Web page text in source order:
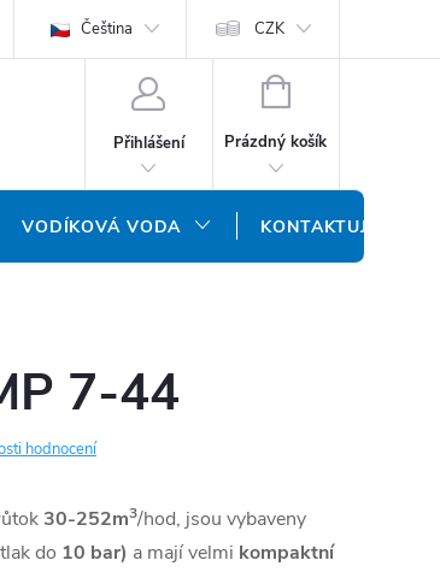
OCHRANA OSOBNÍCH ÚDAJŮ NÁŠ SLOVENSKÝ E-
Čeština CZK
Přihlášení
NÁKUPNÍ
Prázdný košík
VODÍKOVÁ VODA KONTAKTUJTE NÁS
7-44
hodnocení
30-252m3/hod, jsou vybaveny
do 10 bar) a mají velmi kompaktní